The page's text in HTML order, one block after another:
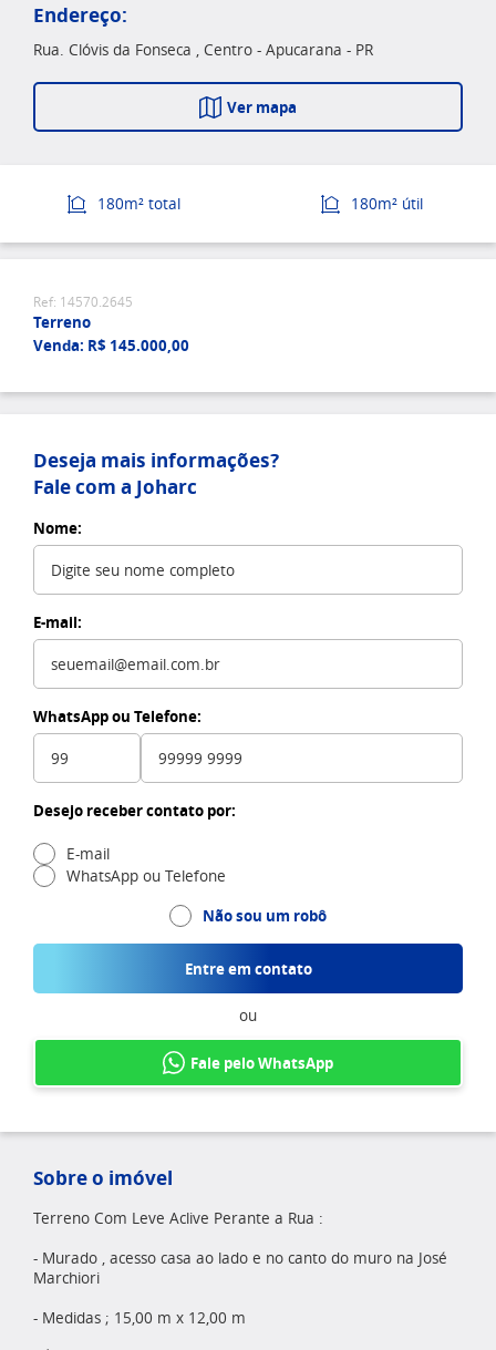
Endereço:
Rua. Clóvis da Fonseca , Centro - Apucarana - PR
Ver mapa
180m² total 180m² útil
Ref: 14570.2645
Terreno
Venda: R$ 145.000,00
Deseja mais informações?
Fale com a Joharc
Nome:
E-mail:
WhatsApp ou Telefone:
Desejo receber contato por:
E-mail
WhatsApp ou Telefone
Não sou um robô
Entre em contato
ou
Fale pelo WhatsApp
Sobre o imóvel
Terreno Com Leve Aclive Perante a Rua :
- Murado , acesso casa ao lado e no canto do muro na José
Marchiori
- Medidas ; 15,00 m x 12,00 m